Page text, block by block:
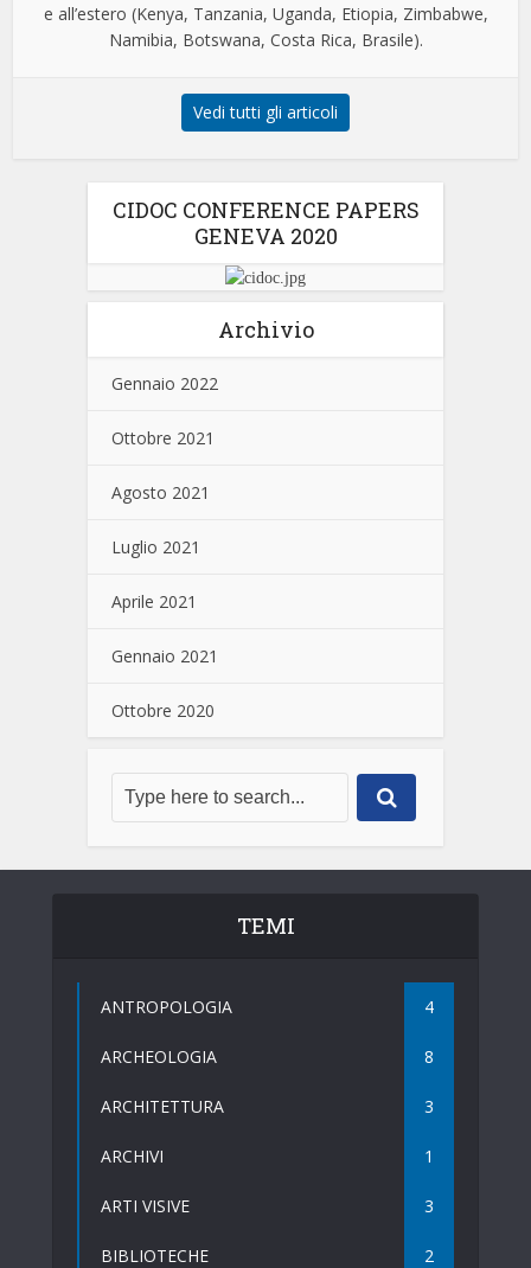
e all’estero (Kenya, Tanzania, Uganda, Etiopia, Zimbabwe,
Namibia, Botswana, Costa Rica, Brasile).
Vedi tutti gli articoli
CIDOC CONFERENCE PAPERS
GENEVA 2020
Archivio
Gennaio 2022
Ottobre 2021
Agosto 2021
Luglio 2021
Aprile 2021
Gennaio 2021
Ottobre 2020
TEMI
ANTROPOLOGIA 4
ARCHEOLOGIA 8
ARCHITETTURA 3
ARCHIVI 1
ARTI VISIVE 3
BIBLIOTECHE 2